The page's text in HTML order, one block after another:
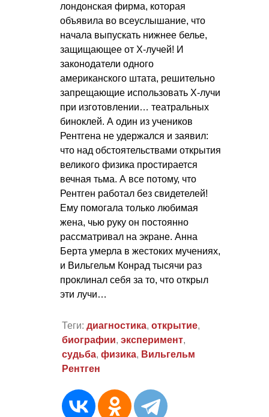
лондонская фирма, которая
объявила во всеуслышание, что
начала выпускать нижнее белье,
защищающее от Х-лучей! И
законодатели одного
американского штата, решительно
запрещающие использовать Х-лучи
при изготовлении… театральных
биноклей. А один из учеников
Рентгена не удержался и заявил:
что над обстоятельствами открытия
великого физика простирается
вечная тьма. А все потому, что
Рентген работал без свидетелей!
Ему помогала только любимая
жена, чью руку он постоянно
рассматривал на экране. Анна
Берта умерла в жестоких мучениях,
и Вильгельм Конрад тысячи раз
проклинал себя за то, что открыл
эти лучи…
Теги: диагностика, открытие,
биографии, эксперимент,
судьба, физика, Вильгельм
Рентген